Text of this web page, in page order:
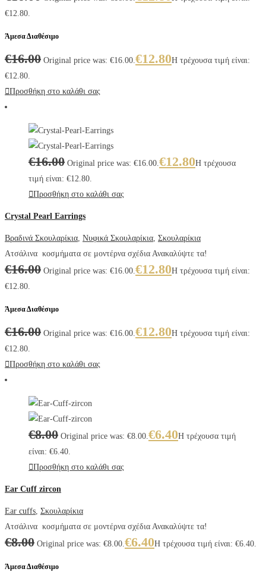
€12.80.
Άμεσα Διαθέσιμο
€16.00 Original price was: €16.00.€12.80Η τρέχουσα τιμή είναι:
€12.80.
Προσθήκη στο καλάθι σας
€16.00 Original price was: €16.00.€12.80Η τρέχουσα
τιμή είναι: €12.80.
Προσθήκη στο καλάθι σας
Crystal Pearl Earrings
Βραδινά Σκουλαρίκια, Νυφικά Σκουλαρίκια, Σκουλαρίκια
Ατσάλινα κοσμήματα σε μοντέρνα σχέδια Ανακαλύψτε τα!
€16.00 Original price was: €16.00.€12.80Η τρέχουσα τιμή είναι:
€12.80.
Άμεσα Διαθέσιμο
€16.00 Original price was: €16.00.€12.80Η τρέχουσα τιμή είναι:
€12.80.
Προσθήκη στο καλάθι σας
€8.00 Original price was: €8.00.€6.40Η τρέχουσα τιμή
είναι: €6.40.
Προσθήκη στο καλάθι σας
Ear Cuff zircon
Ear cuffs, Σκουλαρίκια
Ατσάλινα κοσμήματα σε μοντέρνα σχέδια Ανακαλύψτε τα!
€8.00 Original price was: €8.00.€6.40Η τρέχουσα τιμή είναι: €6.40.
Άμεσα Διαθέσιμο